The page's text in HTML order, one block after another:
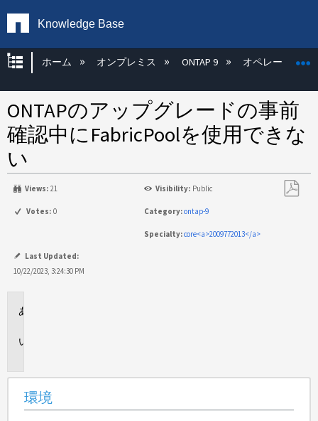
Knowledge Base
グローバル階層を展開/折りたたむ
ホーム オンプレミス ONTAP 9 オペレーティン
ONTAPのアップグレードの事前
確認中にFabricPoolを使用できな
い
Views: 21 Visibility: Public
Votes: 0 Category:ontap-9
Specialty:core<a>2009772013</a>
Last Updated:
10/22/2023, 3:24:30 PM
環境